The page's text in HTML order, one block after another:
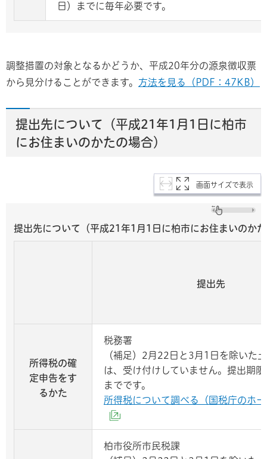
日）までに毎年必要です。
調整措置の対象となるかどうか、平成20年分の源泉徴収票
から見分けることができます。 方法を見る（PDF：47KB）
提出先について（平成21年1月1日に柏市
にお住まいのかたの場合）
画面サイズで表示
提出先について（平成21年1月1日に柏市にお住まいのか
提出先
所得税の確
定申告をす
るかた
税務署
（補足）2月22日と3月1日を除いた
は、受け付けしていません。提出期
までです。
所得税について調べる（国税庁のホ
柏市役所市民税課